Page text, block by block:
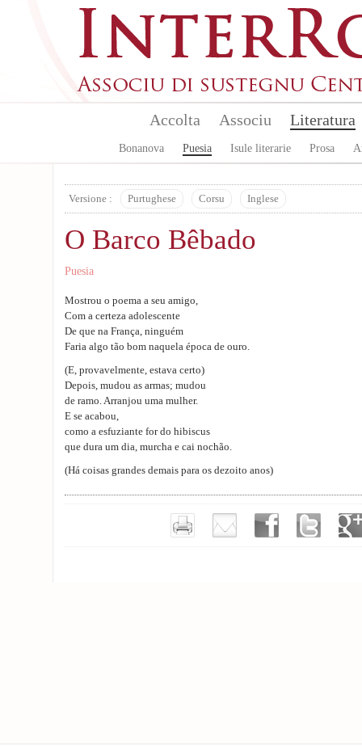
Accolta Associu Literatura
Bonanova Puesia Isule literarie Prosa
Versione : Purtughese Corsu Inglese
O Barco Bêbado
Puesia
Mostrou o poema a seu amigo,
Com a certeza adolescente
De que na França, ninguém
Faria algo tão bom naquela época de ouro.
(E, provavelmente, estava certo)
Depois, mudou as armas; mudou
de ramo. Arranjou uma mulher.
E se acabou,
como a esfuziante for do hibiscus
que dura um dia, murcha e cai nochão.
(Há coisas grandes demais para os dezoito anos)